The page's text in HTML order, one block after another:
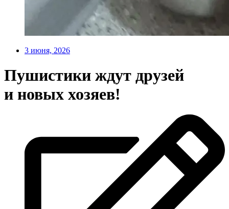
3 июня, 2026
Пушистики ждут друзей
и новых хозяев!